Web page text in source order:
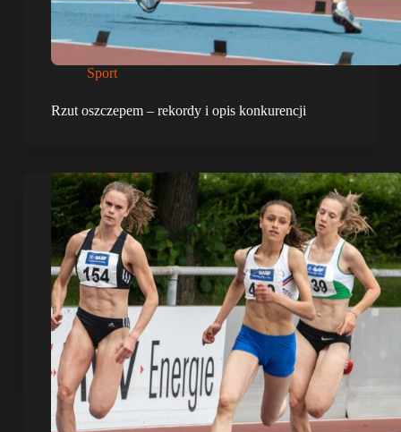
Sport
Rzut oszczepem – rekordy i opis konkurencji